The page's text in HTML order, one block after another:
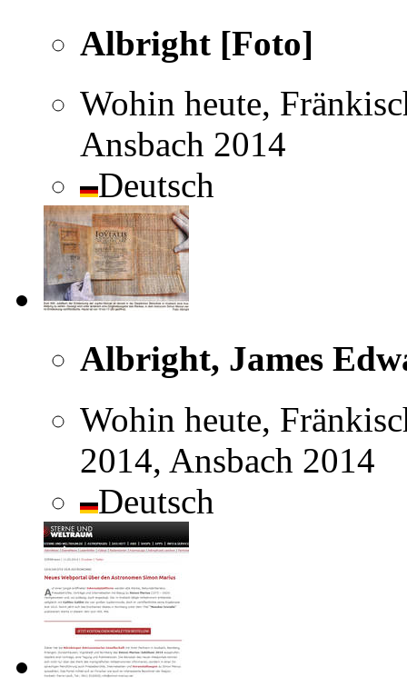
Albright [Foto]
Wohin heute,
Ansbach 2014
Deutsch
Albright, James
Wohin heute,
2014, Ansbach 2014
Deutsch